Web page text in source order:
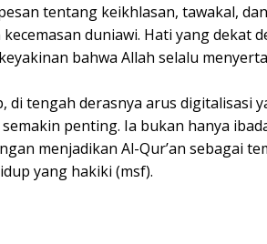
tentang keikhlasan, tawakal,
duniawi. Hati yang dekat
bahwa Allah selalu
di tengah derasnya arus digitalisasi
penting. Ia bukan hanya
menjadikan Al-Qur’an sebagai
yang hakiki (msf).